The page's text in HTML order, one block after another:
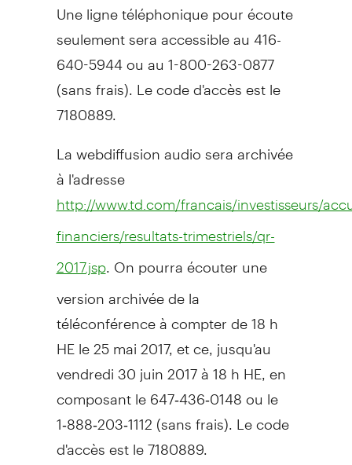
Une ligne téléphonique pour écoute
seulement sera accessible au 416-
640-5944 ou au 1-800-263-0877
(sans frais). Le code d'accès est le
7180889.
La webdiffusion audio sera archivée
à l'adresse
http://www.td.com/francais/investisseurs/
financiers/resultats-trimestriels/qr-
2017.jsp. On pourra écouter une
version archivée de la
téléconférence à compter de 18 h
HE le 25 mai 2017, et ce, jusqu'au
vendredi 30 juin 2017 à 18 h HE, en
composant le 647‑436‑0148 ou le
1‑888‑203‑1112 (sans frais). Le code
d'accès est le 7180889.